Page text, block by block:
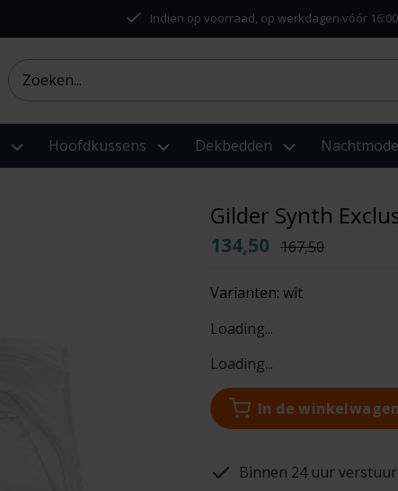
Indien op voorraad, op werkdagen vóór
Hoofdkussens Dekbedden Nachtmode
Gilder Synth
134,50 167,50
Varianten: wit
Loading...
Loading...
In de winkelwagen
Binnen 24 uur